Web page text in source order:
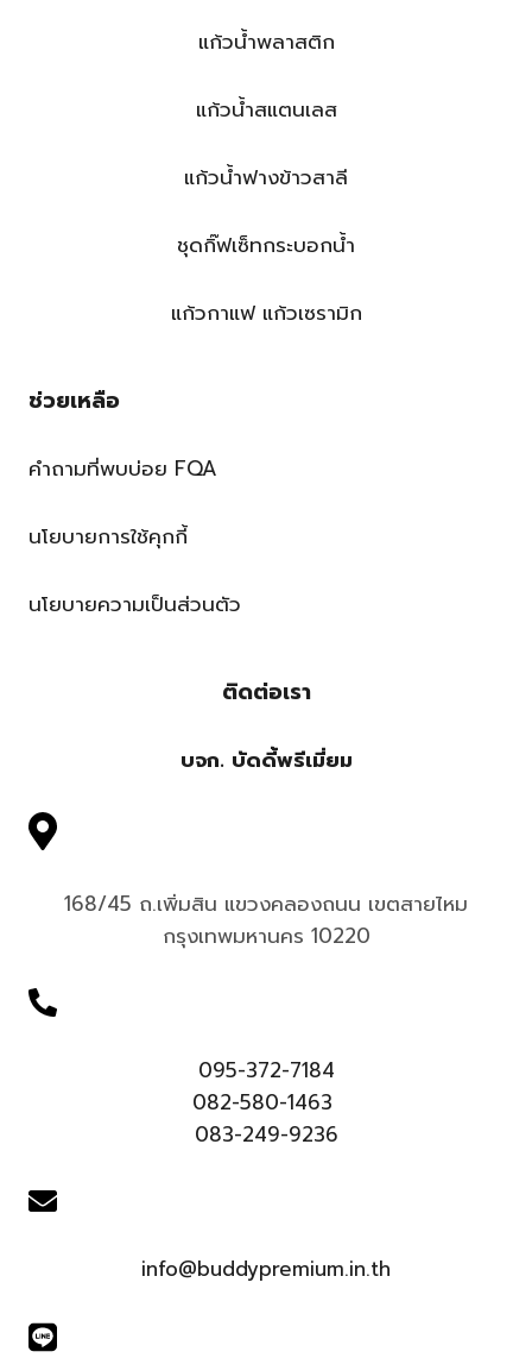
แก้วน้ำพลาสติก
แก้วน้ำสแตนเลส
แก้วน้ำฟางข้าวสาลี
ชุดกิ๊ฟเซ็ทกระบอกน้ำ
แก้วกาแฟ แก้วเซรามิก
ช่วยเหลือ
คำถามที่พบบ่อย FQA
นโยบายการใช้คุกกี้
นโยบายความเป็นส่วนตัว
ติดต่อเรา
บจก. บัดดี้พรีเมี่ยม
168/45 ถ.เพิ่มสิน แขวงคลองถนน เขตสายไหม
กรุงเทพมหานคร 10220
095-372-7184
082-580-1463
083-249-9236
info@buddypremium.in.th